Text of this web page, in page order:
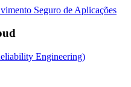
Seguro de Aplicações
Engineering)